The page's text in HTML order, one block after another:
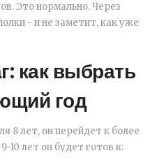
Это нормально. Через
- и не заметит, как уже
как выбрать
год
8 лет, он перейдет к более
10 лет он будет готов к: